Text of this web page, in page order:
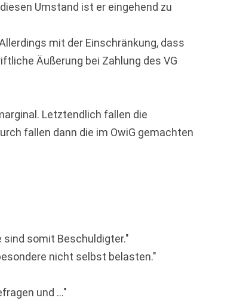
Umstand ist er eingehend zu
mit der Einschränkung, dass
Äußerung bei Zahlung des VG
Letztendlich fallen die
fallen dann die im OwiG gemachten
somit Beschuldigter."
nicht selbst belasten."
und ..."